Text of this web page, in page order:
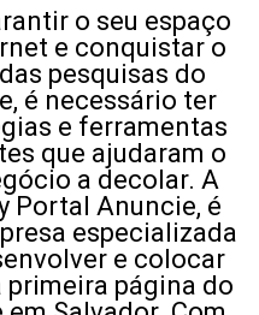
o seu espaço
e conquistar o
pesquisas do
é necessário ter
e ferramentas
que ajudaram o
a decolar. A
Portal Anuncie, é
especializada
e colocar
primeira página do